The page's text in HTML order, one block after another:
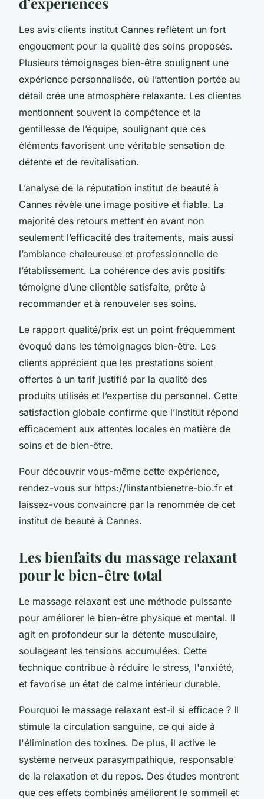
Les avis clients institut Cannes reflètent un fort
engouement pour la qualité des soins proposés.
Plusieurs témoignages bien-être soulignent une
expérience personnalisée, où l’attention portée au
détail crée une atmosphère relaxante. Les clientes
mentionnent souvent la compétence et la
gentillesse de l’équipe, soulignant que ces
éléments favorisent une véritable sensation de
détente et de revitalisation.
L’analyse de la réputation institut de beauté à
Cannes révèle une image positive et fiable. La
majorité des retours mettent en avant non
seulement l’efficacité des traitements, mais aussi
l’ambiance chaleureuse et professionnelle de
l’établissement. La cohérence des avis positifs
témoigne d’une clientèle satisfaite, prête à
recommander et à renouveler ses soins.
Le rapport qualité/prix est un point fréquemment
évoqué dans les témoignages bien-être. Les
clients apprécient que les prestations soient
offertes à un tarif justifié par la qualité des
produits utilisés et l’expertise du personnel. Cette
satisfaction globale confirme que l’institut répond
efficacement aux attentes locales en matière de
soins et de bien-être.
Pour découvrir vous-même cette expérience,
rendez-vous sur https://linstantbienetre-bio.fr et
laissez-vous convaincre par la renommée de cet
institut de beauté à Cannes.
Les bienfaits du massage relaxant
pour le bien-être total
Le massage relaxant est une méthode puissante
pour améliorer le bien-être physique et mental. Il
agit en profondeur sur la détente musculaire,
soulageant les tensions accumulées. Cette
technique contribue à réduire le stress, l'anxiété,
et favorise un état de calme intérieur durable.
Pourquoi le massage relaxant est-il si efficace ? Il
stimule la circulation sanguine, ce qui aide à
l'élimination des toxines. De plus, il active le
système nerveux parasympathique, responsable
de la relaxation et du repos. Des études montrent
que ces effets combinés améliorent le sommeil et